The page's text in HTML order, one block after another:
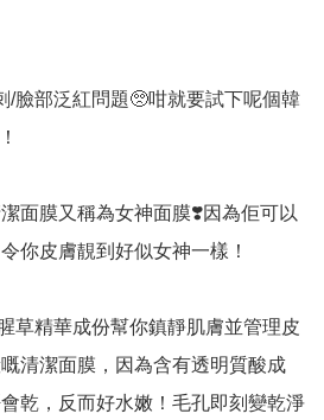
/臉部泛紅問題🥺咁就要試下呢個韓
面膜又稱為女神面膜❣️因為佢可以
你皮膚靚到好似女神一樣！
草精華成份幫你鎮靜肌膚並管理皮
清潔面膜，因為含有透明質酸成
乾，反而好水嫩！毛孔即刻變乾淨